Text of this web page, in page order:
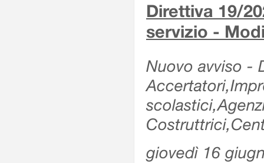
Direttiva 19/
servizio -
Nuovo avviso -
giovedì 16